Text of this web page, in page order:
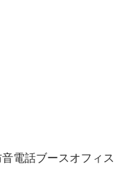
音電話ブースオフィス